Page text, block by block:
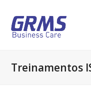
Treinamentos